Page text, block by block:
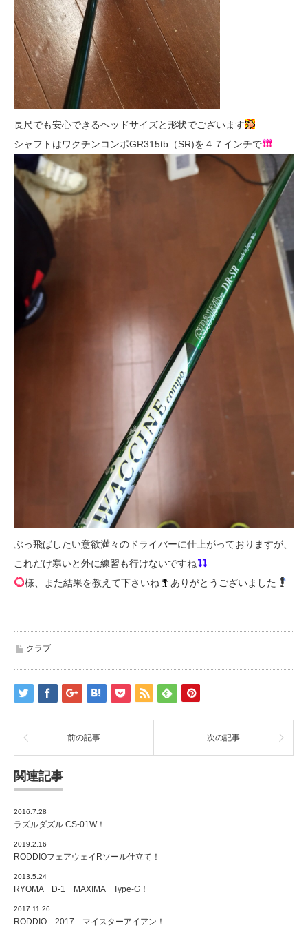
長尺でも安心できるヘッドサイズと形状でございます
シャフトはワクチンコンポGR315tb（SR)を４７インチで
ぶっ飛ばしたい意欲満々のドライバーに仕上がっておりますが、
これだけ寒いと外に練習も行けないですね
様、また結果を教えて下さいね
ありがとうございました
クラブ
前の記事 次の記事
関連記事
2016.7.28
ラズルダズル CS-01W！
2019.2.16
RODDIOフェアウェイRソール仕立て！
2013.5.24
RYOMA D-1 MAXIMA Type-G！
2017.11.26
RODDIO 2017 マイスターアイアン！